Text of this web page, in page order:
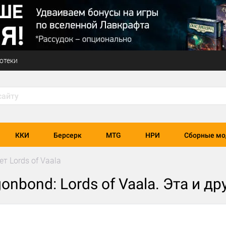
ККИ Берсерк MTG НРИ Сборные
Lords of Vaala
Lords of Vaala. Эта и